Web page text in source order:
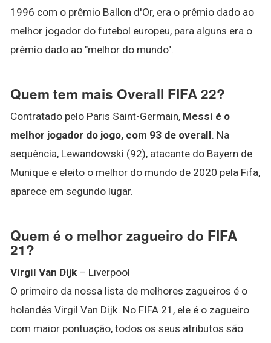
1996 com o prêmio Ballon d'Or, era o prêmio dado ao
melhor jogador do futebol europeu, para alguns era o
prêmio dado ao "melhor do mundo".
Quem tem mais Overall FIFA 22?
Contratado pelo Paris Saint-Germain, Messi é o
melhor jogador do jogo, com 93 de overall. Na
sequência, Lewandowski (92), atacante do Bayern de
Munique e eleito o melhor do mundo de 2020 pela Fifa,
aparece em segundo lugar.
Quem é o melhor zagueiro do FIFA
21?
Virgil Van Dijk – Liverpool
O primeiro da nossa lista de melhores zagueiros é o
holandês Virgil Van Dijk. No FIFA 21, ele é o zagueiro
com maior pontuação, todos os seus atributos são